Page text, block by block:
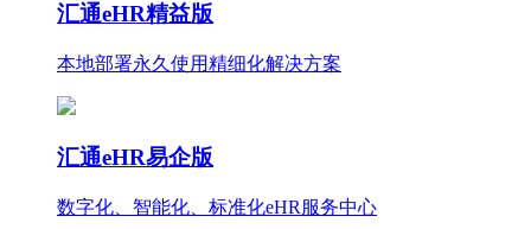
汇通eHR精益版
本地部署永久使用精细化解决方案
汇通eHR易企版
数字化、智能化、标准化eHR服务中心